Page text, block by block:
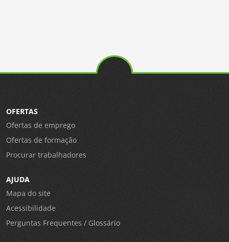
OFERTAS
Ofertas de emprego
Ofertas de formação
Procurar trabalhadores
AJUDA
Mapa do site
Acessibilidade
Perguntas Frequentes / Glossário